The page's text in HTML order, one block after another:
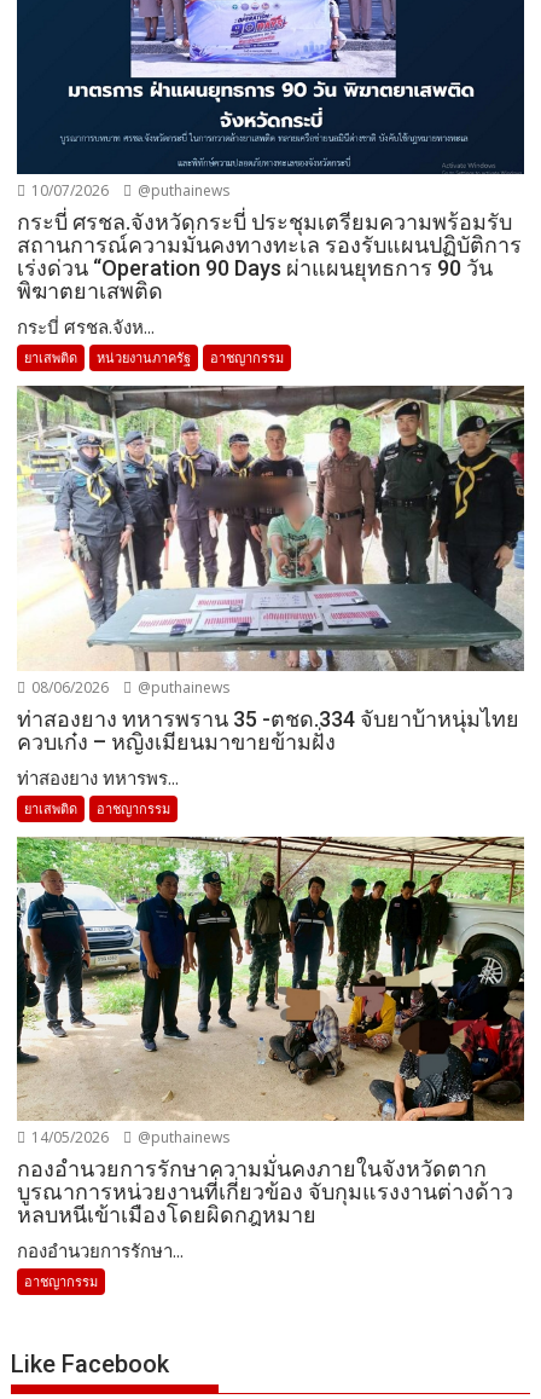
10/07/2026 @puthainews
กระบี่ ศรชล.จังหวัดกระบี่ ประชุมเตรียมความพร้อมรับ
สถานการณ์ความมั่นคงทางทะเล รองรับแผนปฏิบัติการ
เร่งด่วน “Operation 90 Days ผ่าแผนยุทธการ 90 วัน
พิฆาตยาเสพติด
กระบี่ ศรชล.จังห...
ยาเสพติด หน่วยงานภาครัฐ อาชญากรรม
08/06/2026 @puthainews
ท่าสองยาง ทหารพราน 35 -ตชด.334 จับยาบ้าหนุ่มไทย
ควบเก๋ง – หญิงเมียนมาขายข้ามฝั่ง
ท่าสองยาง ทหารพร...
ยาเสพติด อาชญากรรม
14/05/2026 @puthainews
กองอำนวยการรักษาความมั่นคงภายในจังหวัดตาก
บูรณาการหน่วยงานที่เกี่ยวข้อง จับกุมแรงงานต่างด้าว
หลบหนีเข้าเมืองโดยผิดกฎหมาย
กองอำนวยการรักษา...
อาชญากรรม
Like Facebook